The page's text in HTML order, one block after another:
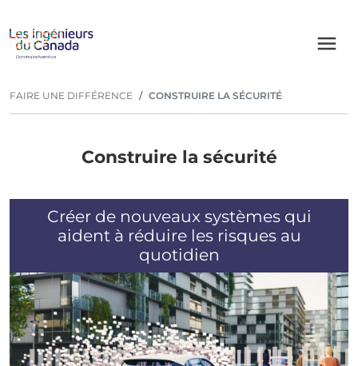
Aller au contenu principal
Fil d'Ariane
FAIRE UNE DIFFÉRENCE CONSTRUIRE LA SÉCURITÉ
Construire la sécurité
Créer de nouveaux systèmes qui
aident à réduire les risques au
quotidien